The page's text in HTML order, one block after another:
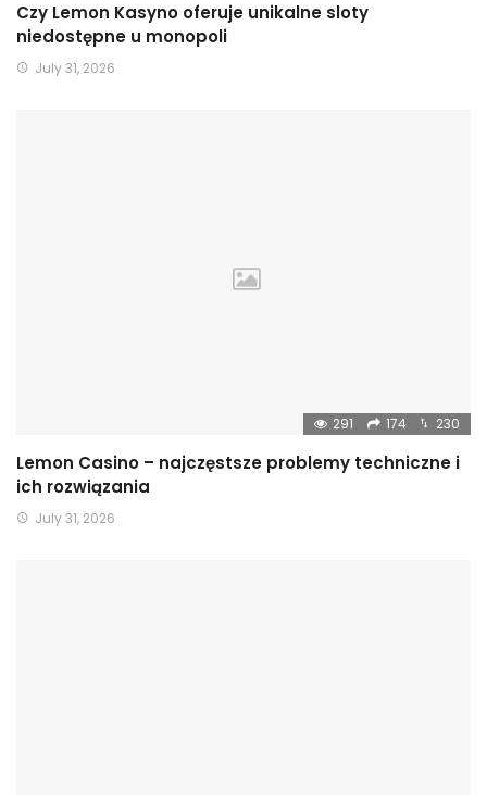
Czy Lemon Kasyno oferuje unikalne sloty
niedostępne u monopoli
July 31, 2026
291 174 230
Lemon Casino – najczęstsze problemy techniczne i
ich rozwiązania
July 31, 2026